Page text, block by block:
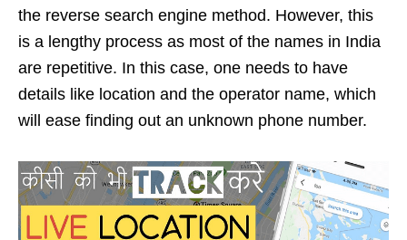
the reverse search engine method. However, this
is a lengthy process as most of the names in India
are repetitive. In this case, one needs to have
details like location and the operator name, which
will ease finding out an unknown phone number.